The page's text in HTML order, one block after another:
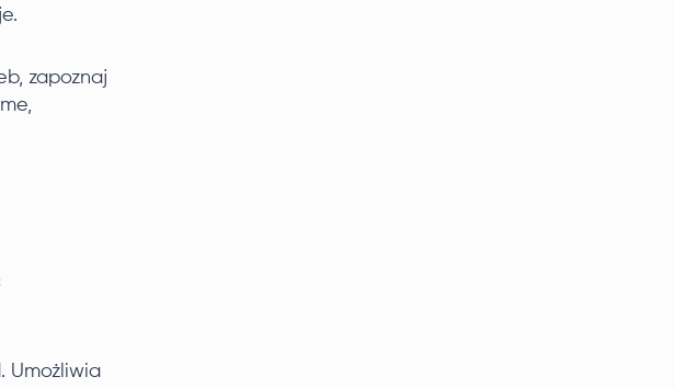
zapoznaj
Umożliwia